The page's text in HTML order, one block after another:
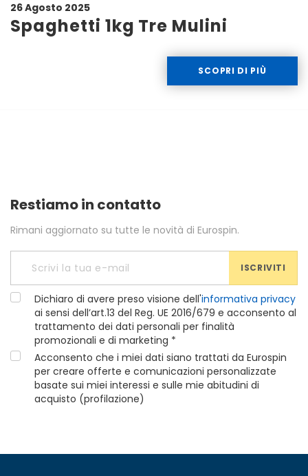
26 Agosto 2025
Spaghetti 1kg Tre Mulini
SCOPRI DI PIÙ
Restiamo in contatto
Rimani aggiornato su tutte le novità di Eurospin.
ISCRIVITI
Dichiaro di avere preso visione dell'informativa privacy
ai sensi dell’art.13 del Reg. UE 2016/679 e acconsento al
trattamento dei dati personali per finalità
promozionali e di marketing *
Acconsento che i miei dati siano trattati da Eurospin
per creare offerte e comunicazioni personalizzate
basate sui miei interessi e sulle mie abitudini di
acquisto (profilazione)